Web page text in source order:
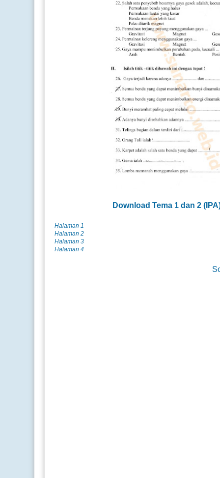
Download Tema 1 dan 2 ( IPA
Halaman 1
Halaman 2
Halaman 3
Halaman 4